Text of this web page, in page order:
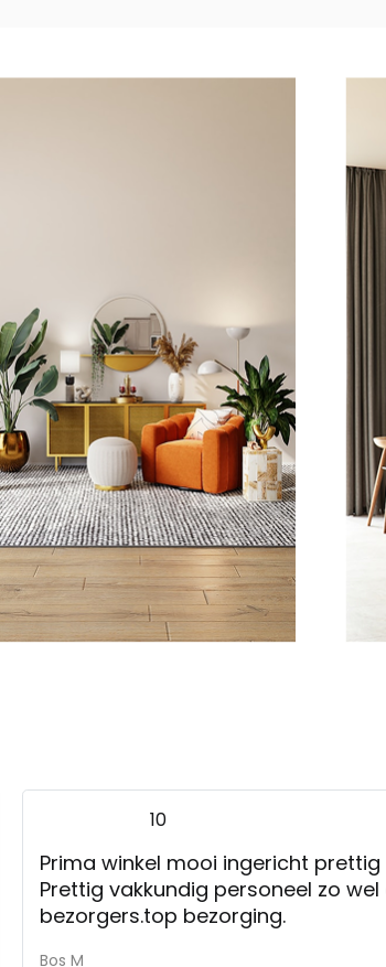
10
Prima winkel mooi ingericht
Prettig vakkundig personeel zo
bezorgers.top bezorging.
Bos M